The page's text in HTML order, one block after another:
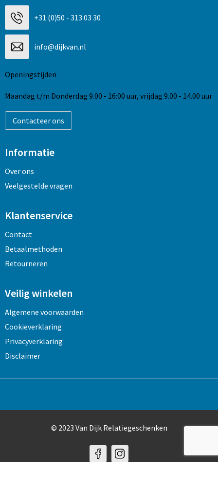
+31 (0)50 - 313 03 30
info@dijkvan.nl
Openingstijden
Maandag t/m Donderdag 9.00 - 16:00 uur, vrijdag 9.00 - 14.00 uur
Contacteer ons
Informatie
Over ons
Veelgestelde vragen
Klantenservice
Contact
Betaalmethoden
Retourneren
Veilig winkelen
Algemene voorwaarden
Cookieverklaring
Privacyverklaring
Disclaimer
© 2023 Van Dijk Relatiegeschenken